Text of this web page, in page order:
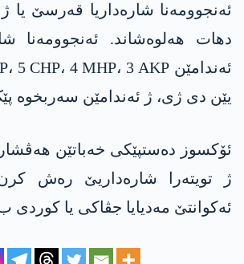
یێن دی ژی، ژ ئەندامێن سەربخوە
ئۆکسوز دەستپێکی خەباتێن
ژ تویتەرا شارەداریێ رەش
ئەکوانتێ مەدیایا جڤاکی یا